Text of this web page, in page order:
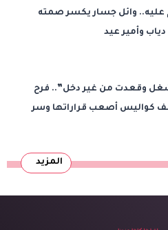
عليه.. وائل جسار يكسر صمته
وأمير عيد
وقعدت من غير دخل”.. فرح
كواليس أصعب قراراتها وسر
المزيد